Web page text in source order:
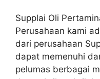
Supplai Oli
Perusahaan kami
dari perusahaan
dapat memenuhi
pelumas berbagai